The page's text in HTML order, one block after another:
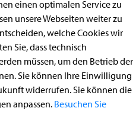
online)
einen optimalen Service zu
unsere Webseiten weiter zu
welche Cookies wir
Sie, dass technisch
müssen, um den Betrieb der
Sie können Ihre Einwilligung
widerrufen. Sie können die
anpassen. Besuchen Sie